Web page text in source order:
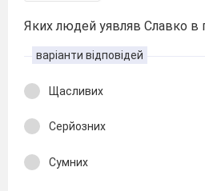
Яких людей уявляв Славко в
варіанти відповідей
Щасливих
Серйозних
Сумних